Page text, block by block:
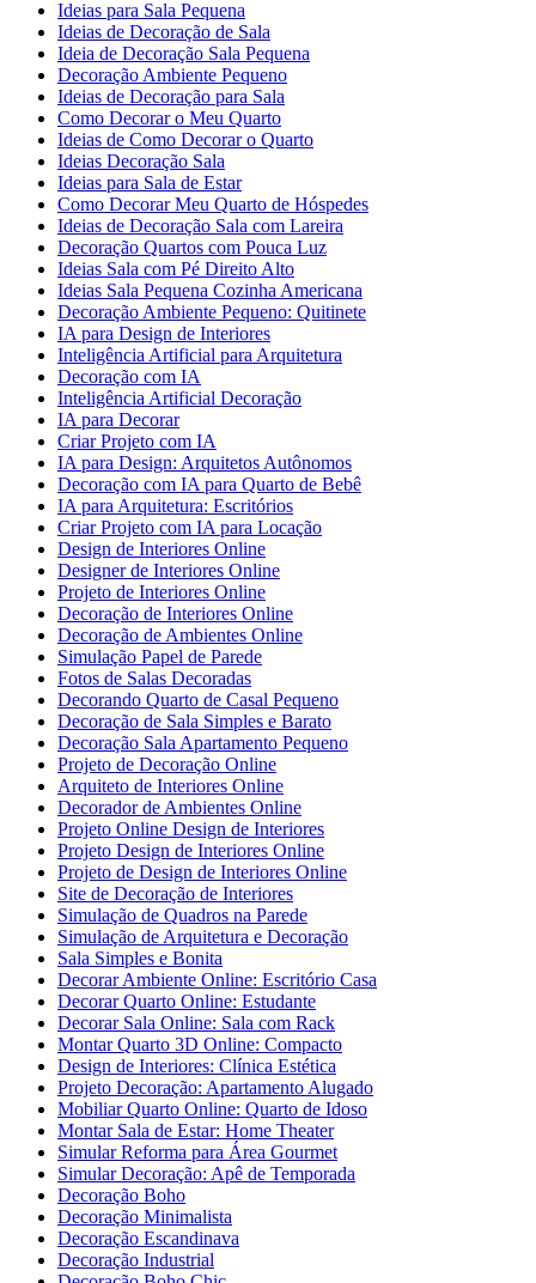
Ideias para Sala Pequena
Ideias de Decoração de Sala
Ideia de Decoração Sala Pequena
Decoração Ambiente Pequeno
Ideias de Decoração para Sala
Como Decorar o Meu Quarto
Ideias de Como Decorar o Quarto
Ideias Decoração Sala
Ideias para Sala de Estar
Como Decorar Meu Quarto de Hóspedes
Ideias de Decoração Sala com Lareira
Decoração Quartos com Pouca Luz
Ideias Sala com Pé Direito Alto
Ideias Sala Pequena Cozinha Americana
Decoração Ambiente Pequeno: Quitinete
IA para Design de Interiores
Inteligência Artificial para Arquitetura
Decoração com IA
Inteligência Artificial Decoração
IA para Decorar
Criar Projeto com IA
IA para Design: Arquitetos Autônomos
Decoração com IA para Quarto de Bebê
IA para Arquitetura: Escritórios
Criar Projeto com IA para Locação
Design de Interiores Online
Designer de Interiores Online
Projeto de Interiores Online
Decoração de Interiores Online
Decoração de Ambientes Online
Simulação Papel de Parede
Fotos de Salas Decoradas
Decorando Quarto de Casal Pequeno
Decoração de Sala Simples e Barato
Decoração Sala Apartamento Pequeno
Projeto de Decoração Online
Arquiteto de Interiores Online
Decorador de Ambientes Online
Projeto Online Design de Interiores
Projeto Design de Interiores Online
Projeto de Design de Interiores Online
Site de Decoração de Interiores
Simulação de Quadros na Parede
Simulação de Arquitetura e Decoração
Sala Simples e Bonita
Decorar Ambiente Online: Escritório Casa
Decorar Quarto Online: Estudante
Decorar Sala Online: Sala com Rack
Montar Quarto 3D Online: Compacto
Design de Interiores: Clínica Estética
Projeto Decoração: Apartamento Alugado
Mobiliar Quarto Online: Quarto de Idoso
Montar Sala de Estar: Home Theater
Simular Reforma para Área Gourmet
Simular Decoração: Apê de Temporada
Decoração Boho
Decoração Minimalista
Decoração Escandinava
Decoração Industrial